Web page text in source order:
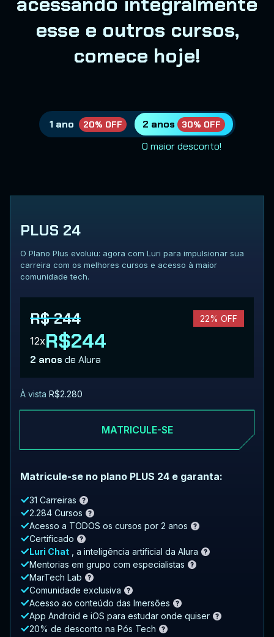
esse e outros cursos,
comece hoje!
1 ano 20% OFF 2 anos 30% OFF
O maior desconto!
PLUS 24
O Plano Plus evoluiu: agora com Luri para impulsionar sua
carreira com os melhores cursos e acesso à maior
comunidade tech.
R$ 244 22% OFF
12xR$244
2 anosde Alura
À vista R$2.280
MATRICULE-SE
Matricule-se no plano PLUS 24 e garanta:
31 Carreiras
2.284 Cursos
Acesso a TODOS os cursos por 2 anos
Certificado
Luri Chat , a inteligência artificial da Alura
Mentorias em grupo com especialistas
MarTech Lab
Comunidade exclusiva
Acesso ao conteúdo das Imersões
App Android e iOS para estudar onde quiser
20% de desconto na Pós Tech